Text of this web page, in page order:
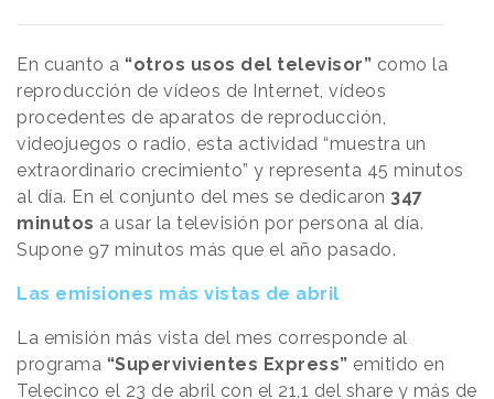
En cuanto a “otros usos del televisor” como la
reproducción de vídeos de Internet, vídeos
procedentes de aparatos de reproducción,
videojuegos o radio, esta actividad “muestra un
extraordinario crecimiento” y representa 45 minutos
al día. En el conjunto del mes se dedicaron 347
minutos a usar la televisión por persona al día.
Supone 97 minutos más que el año pasado.
Las emisiones más vistas de abril
La emisión más vista del mes corresponde al
programa “Supervivientes Express” emitido en
Telecinco el 23 de abril con el 21,1 del share y más de